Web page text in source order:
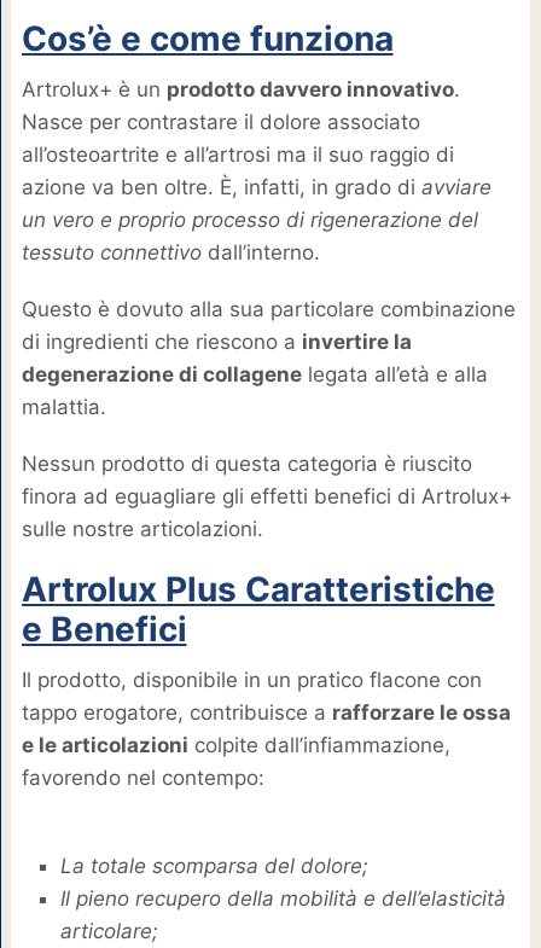
Cos’è e come funziona
Artrolux+ è un prodotto davvero innovativo.
Nasce per contrastare il dolore associato
all’osteoartrite e all’artrosi ma il suo raggio di
azione va ben oltre. È, infatti, in grado di avviare
un vero e proprio processo di rigenerazione del
tessuto connettivodall’interno.
Questo è dovuto alla sua particolare combinazione
di ingredienti che riescono a invertire la
degenerazione di collagenelegata all’età e alla
malattia.
Nessun prodotto di questa categoria è riuscito
finora ad eguagliare gli effetti benefici di Artrolux+
sulle nostre articolazioni.
Artrolux Plus Caratteristiche
e Benefici
Il prodotto, disponibile in un pratico flacone con
tappo erogatore, contribuisce a rafforzare le ossa
e le articolazioni colpite dall’infiammazione,
favorendo nel contempo:
La totale scomparsa del dolore;
Il pieno recupero della mobilità e dell’elasticità
articolare;